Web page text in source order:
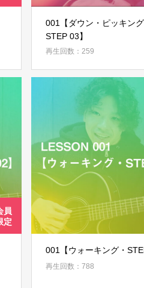
001【ダウン・ピッキング
STEP 03】
再生回数：259
001【ウォーキング・
再生回数：788